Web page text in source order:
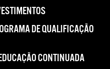
DE QUALIFICAÇÃO
CONTINUADA